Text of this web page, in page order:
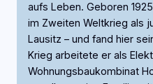
aufs Leben. Geboren
im Zweiten Weltkrieg als
Lausitz – und fand hier
Krieg arbeitete er als
Wohnungsbaukombinat